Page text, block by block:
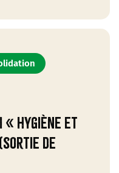
hygiène et
de